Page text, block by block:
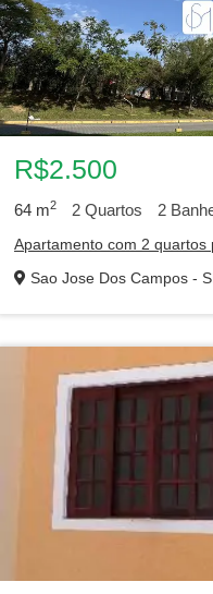
R$2.500
64 m2 2 Quartos 2
Apartamento com 2 quartos
Sao Jose Dos Campos -